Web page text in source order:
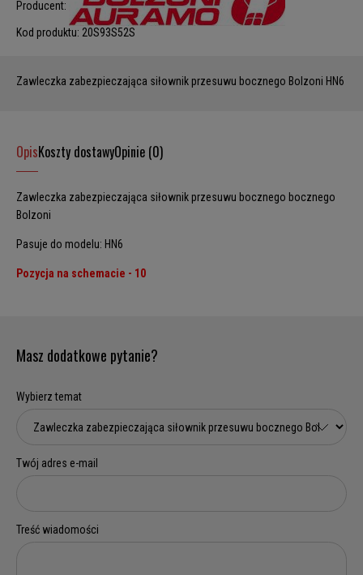
Producent:
Kod produktu: 20S93S52S
Zawleczka zabezpieczająca siłownik przesuwu bocznego Bolzoni HN6
OpisKoszty dostawyOpinie (0)
Zawleczka zabezpieczająca siłownik przesuwu bocznego bocznego
Bolzoni
Pasuje do modelu: HN6
Pozycja na schemacie - 10
Masz dodatkowe pytanie?